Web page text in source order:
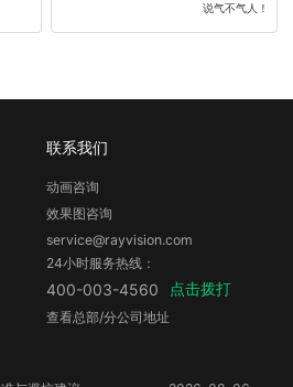
说气不气人！
联系我们
动画咨询
效果图咨询
service@rayvision.com
24小时服务热线：
400-003-4560 点击拨打
查看总部/分公司地址